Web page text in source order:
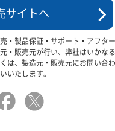
サイトへ
・製品保証・サポート・アフター
・販売元が行い、弊社はいかなる
は、製造元・販売元にお問い合わ
いたします。